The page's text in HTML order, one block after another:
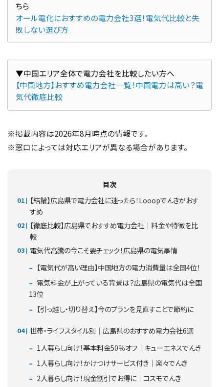
オール電化におすすめの電力会社3選！電気代比較と失
敗しない選び方
【中国地方】おすすめ電力会社一覧！中国電力は高い？電
気代徹底比較
※掲載内容は2026年8月時点の情報です。
※窓口によっては対応エリアが異なる場合があります。
目次
【結論】広島県で電力会社に迷ったら！Looopでんきがおす
すめ
【徹底比較】広島県でおすすめ電力会社｜料金や特徴を比
較
電気代高騰の今こそ要チェック！広島県の電気事情
【電気代が高い理由】中国地方の電力消費量は全国4位！
電気料金が上がっている背景は？広島県の電気代は全国
13位
【引っ越し・切り替え】今のプランを見直すことで節約に
世帯・ライフスタイル別｜広島県のおすすめ電力会社6選
1人暮らし向け！基本料金50％オフ｜キューエネスでんき
1人暮らし向け！かけつけサービス付き｜楽々でんき
2人暮らし向け！現金割引でお得に｜コスモでんき